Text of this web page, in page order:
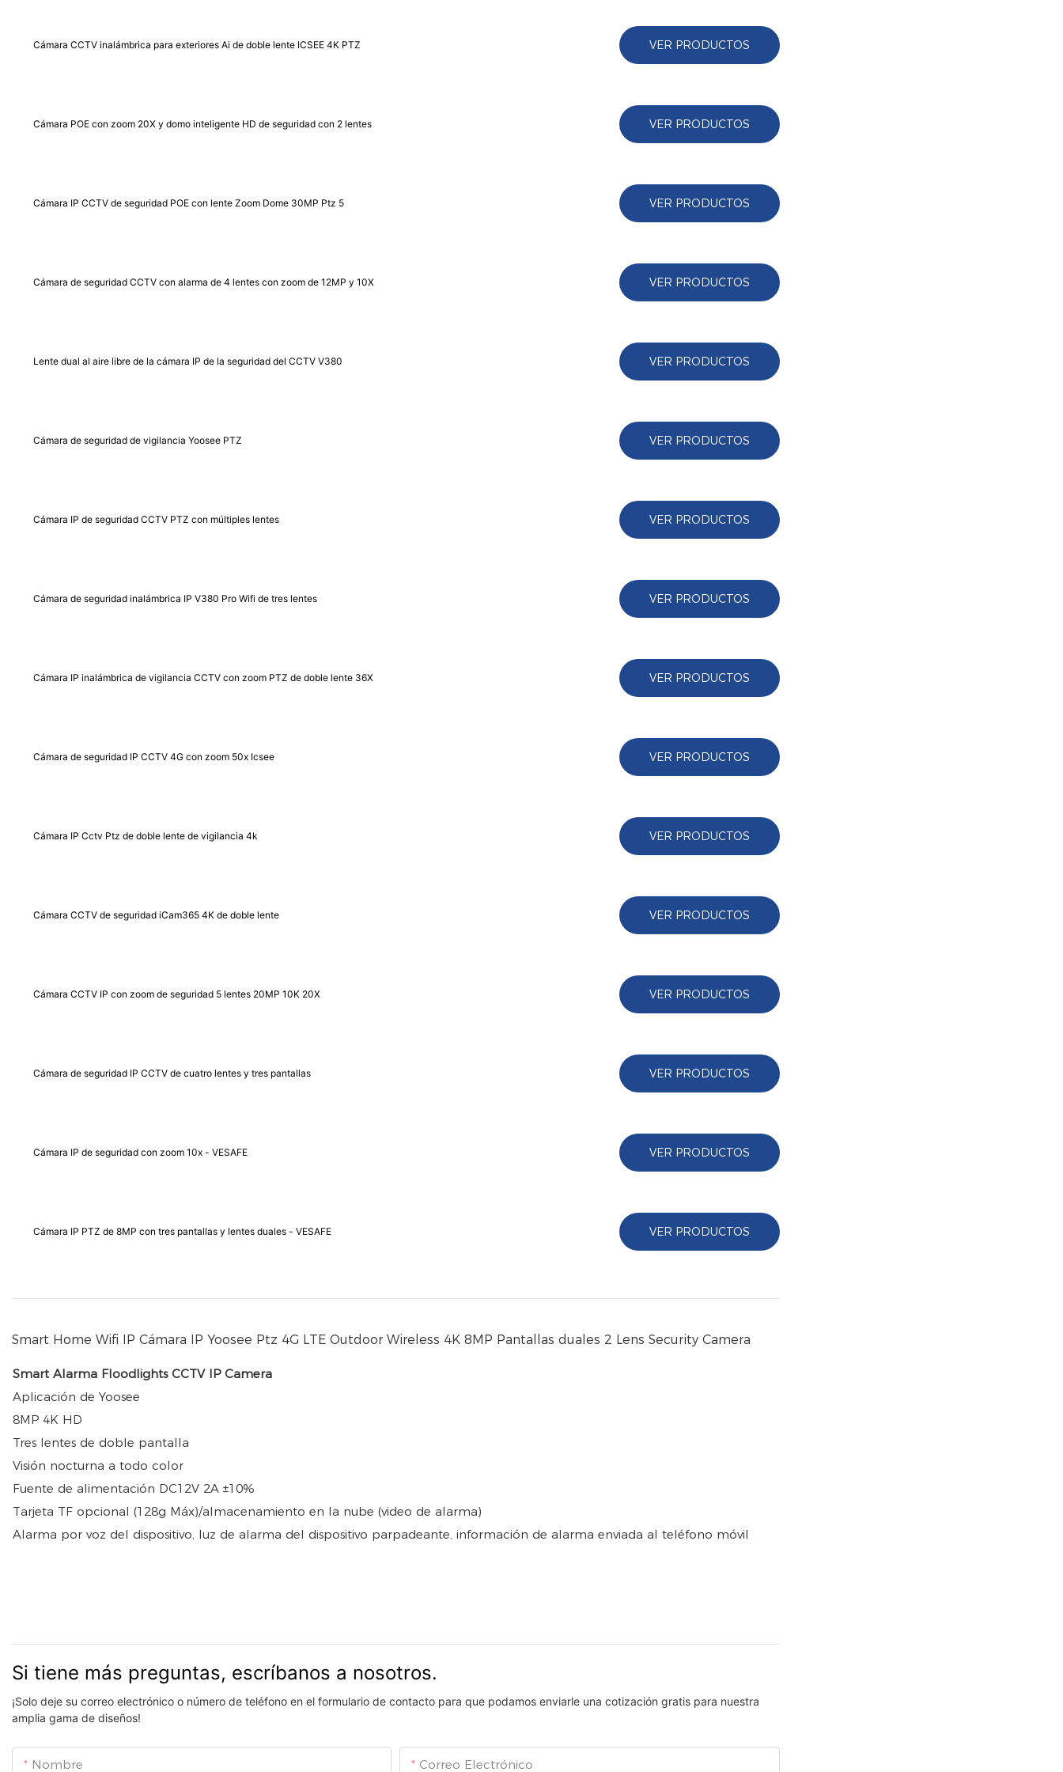
Cámara CCTV inalámbrica para exteriores Ai de doble lente ICSEE 4K PTZ VER PRODUCTOS
Cámara POE con zoom 20X y domo inteligente HD de seguridad con 2 lentes VER PRODUCTOS
Cámara IP CCTV de seguridad POE con lente Zoom Dome 30MP Ptz 5 VER PRODUCTOS
Cámara de seguridad CCTV con alarma de 4 lentes con zoom de 12MP y 10X VER PRODUCTOS
Lente dual al aire libre de la cámara IP de la seguridad del CCTV V380 VER PRODUCTOS
Cámara de seguridad de vigilancia Yoosee PTZ VER PRODUCTOS
Cámara IP de seguridad CCTV PTZ con múltiples lentes VER PRODUCTOS
Cámara de seguridad inalámbrica IP V380 Pro Wifi de tres lentes VER PRODUCTOS
Cámara IP inalámbrica de vigilancia CCTV con zoom PTZ de doble lente 36X VER PRODUCTOS
Cámara de seguridad IP CCTV 4G con zoom 50x Icsee VER PRODUCTOS
Cámara IP Cctv Ptz de doble lente de vigilancia 4k VER PRODUCTOS
Cámara CCTV de seguridad iCam365 4K de doble lente VER PRODUCTOS
Cámara CCTV IP con zoom de seguridad 5 lentes 20MP 10K 20X VER PRODUCTOS
Cámara de seguridad IP CCTV de cuatro lentes y tres pantallas VER PRODUCTOS
Cámara IP de seguridad con zoom 10x - VESAFE VER PRODUCTOS
Cámara IP PTZ de 8MP con tres pantallas y lentes duales - VESAFE VER PRODUCTOS
Smart Home Wifi IP Cámara IP Yoosee Ptz 4G LTE Outdoor Wireless 4K 8MP Pantallas duales 2 Lens Security Camera
Smart Alarma Floodlights CCTV IP Camera
Aplicación de Yoosee
8MP 4K HD
Tres lentes de doble pantalla
Visión nocturna a todo color
Fuente de alimentación DC12V 2A ±10%
Tarjeta TF opcional (128g Máx)/almacenamiento en la nube (video de alarma)
Alarma por voz del dispositivo, luz de alarma del dispositivo parpadeante, información de alarma enviada al teléfono móvil
Si tiene más preguntas, escríbanos a nosotros.
¡Solo deje su correo electrónico o número de teléfono en el formulario de contacto para que podamos enviarle una cotización gratis para nuestra
amplia gama de diseños!
Nombre Correo Electrónico